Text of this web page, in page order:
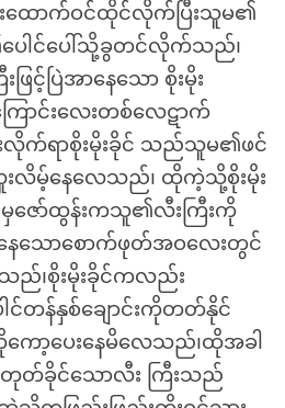
းထောက်ဝင်ထိုင်လိုက်ပြီးသူမ၏
ပေါင်ပေါ်သို့ခွတင်လိုက်သည်၊
င့်ပြဲအာနေသော စိုးမိုး
ာင်းလေးတစ်လေဋာက်
က်ရာစိုးမိုးခိုင် သည်သူမ၏ဖင်
းလိမ့်နေလေသည်၊ ထိုကဲ့သို့စိုးမိုး
ဇော်ထွန်းကသူ၏လီးကြီးကို
ေသောစောက်ဖုတ်အဝလေးတွင်
၊စိုးမိုးခိုင်ကလည်း
တန်နှစ်ချောင်းကိုတတ်နိုင်
ကော့ပေးနေမိလေသည်၊ထိုအခါ
တုတ်ခိုင်သောလီး ကြီးသည်